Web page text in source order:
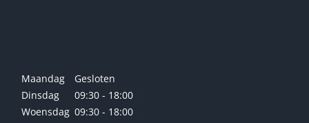
Maandag
Gesloten
Dinsdag
09:30 - 18:00
Woensdag 09:30 - 18:00